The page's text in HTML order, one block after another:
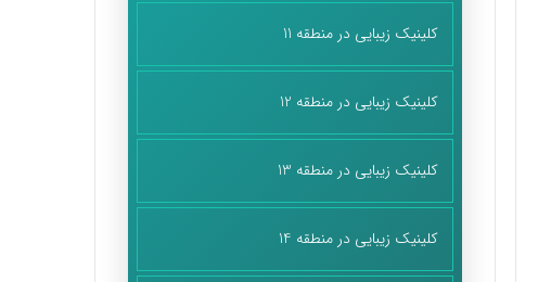
کلینیک زیبایی در منطقه 11
کلینیک زیبایی در منطقه 12
کلینیک زیبایی در منطقه 13
کلینیک زیبایی در منطقه 14